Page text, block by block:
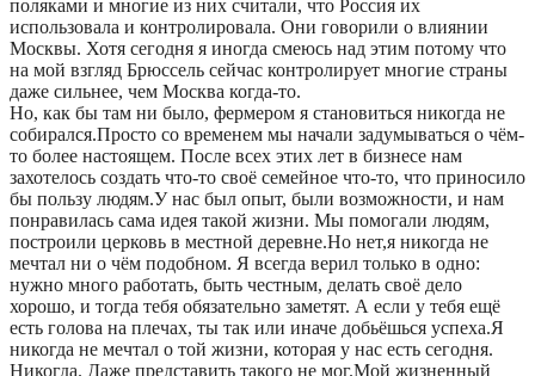
поляками и многие из них считали, что Россия их
использовала и контролировала. Они говорили о влиянии
Москвы. Хотя сегодня я иногда смеюсь над этим потому что
на мой взгляд Брюссель сейчас контролирует многие страны
даже сильнее, чем Москва когда-то.
Но, как бы там ни было, фермером я становиться никогда не
собирался.Просто со временем мы начали задумываться о чём-
то более настоящем. После всех этих лет в бизнесе нам
захотелось создать что-то своё семейное что-то, что приносило
бы пользу людям.У нас был опыт, были возможности, и нам
понравилась сама идея такой жизни. Мы помогали людям,
построили церковь в местной деревне.Но нет,я никогда не
мечтал ни о чём подобном. Я всегда верил только в одно:
нужно много работать, быть честным, делать своё дело
хорошо, и тогда тебя обязательно заметят. А если у тебя ещё
есть голова на плечах, ты так или иначе добьёшься успеха.Я
никогда не мечтал о той жизни, которая у нас есть сегодня.
Никогда. Даже представить такого не мог.Мой жизненный